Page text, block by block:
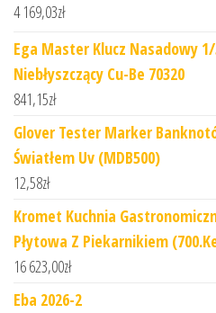
4 169,03zł
Ega Master Klucz Nasadowy
Niebłyszczący Cu-Be 70320
841,15zł
Glover Tester Marker
Światłem Uv (MDB500)
12,58zł
Kromet Kuchnia
Płytowa Z Piekarnikiem
16 623,00zł
Eba 2026-2